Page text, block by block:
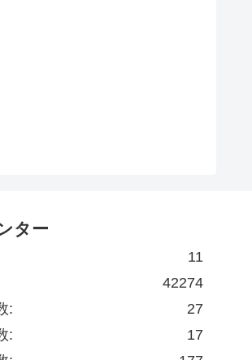
ター
11
42274
27
:
17
: